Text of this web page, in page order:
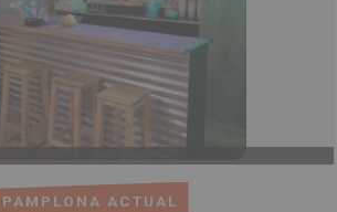
PAMPLONA ACTUAL